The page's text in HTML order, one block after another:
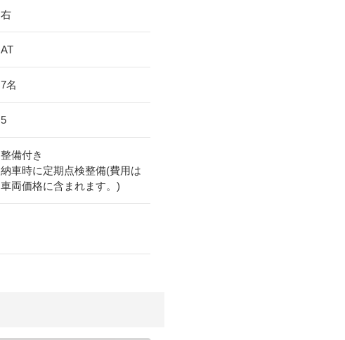
右
AT
7名
5
整備付き
納車時に定期点検整備(費用は
車両価格に含まれます。)